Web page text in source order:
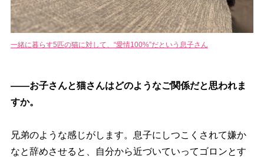
一緒に暮らす5匹の猫に対して、“愛情100%”だという息子さん
――お子さんと猫さんはどのようなご関係だと思われま
すか。
兄弟のような感じがします。息子にしつこくされて嫌か
なと辞めさせると、自分から近づいていってゴロンとす